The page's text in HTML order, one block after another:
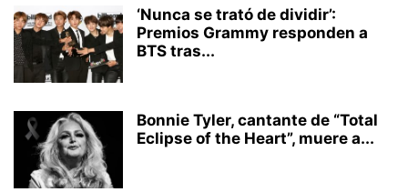
‘Nunca se trató de dividir’:
Premios Grammy responden a
BTS tras...
Bonnie Tyler, cantante de “Total
Eclipse of the Heart”, muere a...